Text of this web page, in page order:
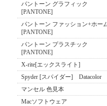
パントーン グラフィック
[PANTONE]
パントーン ファッション+ホー
[PANTONE]
パントーン プラスチック
[PANTONE]
X-rite[エックスライト]
Spyder [スパイダー] Datacolor
マンセル 色見本
Macソフトウェア